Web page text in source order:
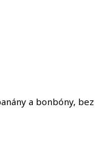
a bonbóny, bez